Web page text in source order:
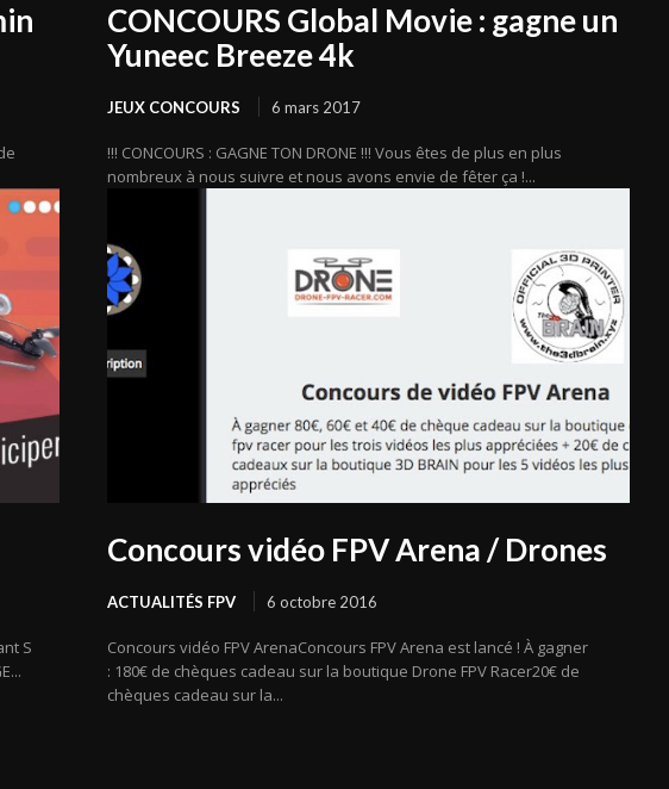
CONCOURS Global Movie : gagne un
Yuneec Breeze 4k
JEUX CONCOURS 6 mars 2017
!!! CONCOURS : GAGNE TON DRONE !!! Vous êtes de plus en plus
nombreux à nous suivre et nous avons envie de fêter ça !...
S
Concours vidéo FPV Arena / Drones
ACTUALITÉS FPV 6 octobre 2016
Concours vidéo FPV ArenaConcours FPV Arena est lancé ! À gagner
: 180€ de chèques cadeau sur la boutique Drone FPV Racer20€ de
chèques cadeau sur la...